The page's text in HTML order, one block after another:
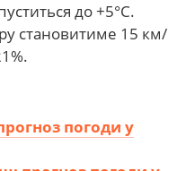
до +5°С.
становитиме 15 км/
погоди у